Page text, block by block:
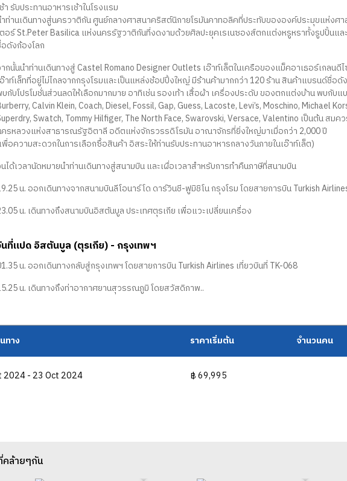
า รับประทานอาหารเช้าในโรงแรม
ท่านเดินทางสู่นครวาติกัน ศูนย์กลางศาสนาคริสต์นิกายโรมันคาทอลิคที่ประทับขององค์ประมุขแห่งศา
อร์ St.Peter Basilica แห่งนครรัฐวาติกันที่งดงามด้วยศิลปะยุคเรเนซองส์ตกแต่งหรูหราทั้งรูปปั้นแ
ดังก้องโลก
กนั้นนำท่านเดินทางสู่ Castel Romano Designer Outlets เอ๊าท์เล็ตในเครือของแม็คอาเธอร์เกลนดี
าท์เล็ทที่อยู่ไม่ไกลจากกรุงโรมและเป็นแหล่งช้อปปิ้งใหญ่ มีร้านค้ามากกว่า 120 ร้าน สินค้าแบรนด์ชื่อ
กับโปรโมชั่นส่วนลดให้เลือกมากมาย อาทิเช่น รองเท้า เสื้อผ้า เครื่องประดับ ของตกแต่งบ้าน พบกับ
Calvin Klein, Coach, Diesel, Fossil, Gap, Guess, Lacoste, Levi’s, Moschino, Michael
Swatch, Tommy Hilfiger, The North Face, Swarovski, Versace, Valentino เป็นต้น สม
รหลวงแห่งสาธารณรัฐอิตาลี อดีตแห่งจักรวรรดิโรมัน อาณาจักรที่ยิ่งใหญ่มาเมื่อกว่า 2,000 ปี
พื่อความสะดวกในการเลือกซื้อสินค้า อิสระให้ท่านรับประทานอาหารกลางวันภายในเอ๊าท์เล็ต)
ได้เวลานัดหมายนำท่านเดินทางสู่สนามบิน และเผื่อเวลาสำหรับการทำคืนภาษีที่สนามบิน
น. ออกเดินทางจากสนามบินลีโอนาร์โด ดาร์วินชี-ฟูมิชิโน กรุงโรม โดยสายการบิน Turkish
น. เดินทางถึงสนามบินอิสตันบูล ประเทศตุรเกีย เพื่อแวะเปลี่ยนเครื่อง
ที่แปด อิสตันบูล (ตุรเกีย) - กรุงเทพฯ
น. ออกเดินทางกลับสู่กรุงเทพฯ โดยสายการบิน Turkish Airlines เที่ยวบินที่ TK-068
น. เดินทางถึงท่าอากาศยานสุวรรณภูมิ โดยสวัสดิภาพ..
ทาง ราคาเริ่มต้น จำนวนคน
2024 - 23 Oct 2024 ฿ 69,995
คล้ายๆกัน